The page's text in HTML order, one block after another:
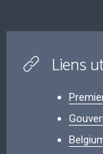
Liens